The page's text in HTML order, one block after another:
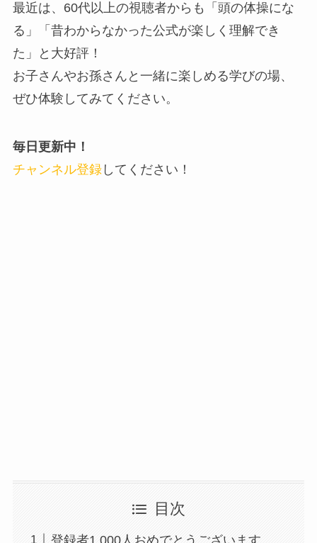
最近は、60代以上の視聴者からも「頭の体操にな
る」「昔わからなかった公式が楽しく理解でき
た」と大好評！
お子さんやお孫さんと一緒に楽しめる学びの場、
ぜひ体験してみてください。
毎日更新中！
チャンネル登録してください！
目次
登録者1,000人おめでとうございます